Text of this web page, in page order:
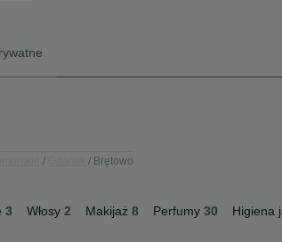
Brętowo
3 Włosy 2 Makijaż 8 Perfumy 30 Higiena